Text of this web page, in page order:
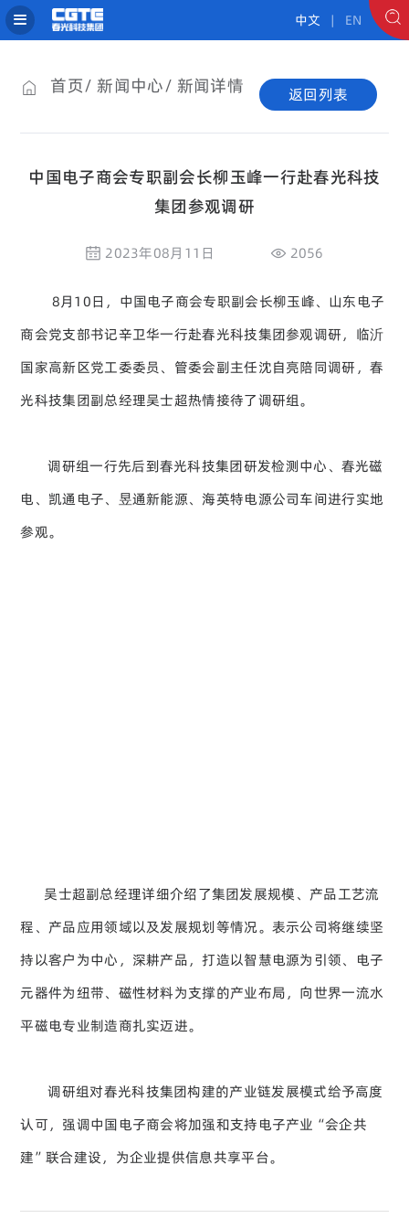
中文 | EN
首页 新闻中心 新闻详情 返回列表
中国电子商会专职副会长柳玉峰一行赴春光科技
集团参观调研
2023年08月11日 2056
8月10日，中国电子商会专职副会长柳玉峰、山东电子
商会党支部书记辛卫华一行赴春光科技集团参观调研，临沂
国家高新区党工委委员、管委会副主任沈自亮陪同调研，春
光科技集团副总经理吴士超热情接待了调研组。
调研组一行先后到春光科技集团研发检测中心、春光磁
电、凯通电子、昱通新能源、海英特电源公司车间进行实地
参观。
吴士超副总经理详细介绍了集团发展规模、产品工艺流
程、产品应用领域以及发展规划等情况。表示公司将继续坚
持以客户为中心，深耕产品，打造以智慧电源为引领、电子
元器件为纽带、磁性材料为支撑的产业布局，向世界一流水
平磁电专业制造商扎实迈进。
调研组对春光科技集团构建的产业链发展模式给予高度
认可，强调中国电子商会将加强和支持电子产业“会企共
建”联合建设，为企业提供信息共享平台。